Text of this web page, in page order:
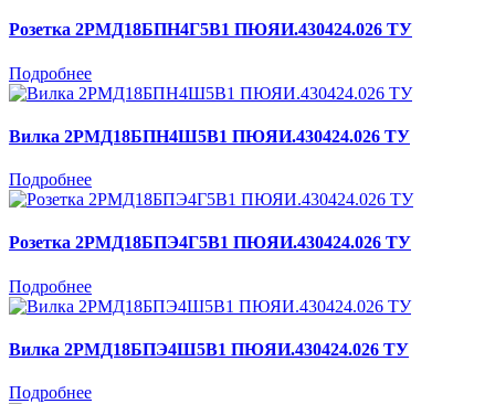
Розетка 2РМД18БПН4Г5В1 ПЮЯИ.430424.026 ТУ
Подробнее
Вилка 2РМД18БПН4Ш5В1 ПЮЯИ.430424.026 ТУ
Подробнее
Розетка 2РМД18БПЭ4Г5В1 ПЮЯИ.430424.026 ТУ
Подробнее
Вилка 2РМД18БПЭ4Ш5В1 ПЮЯИ.430424.026 ТУ
Подробнее